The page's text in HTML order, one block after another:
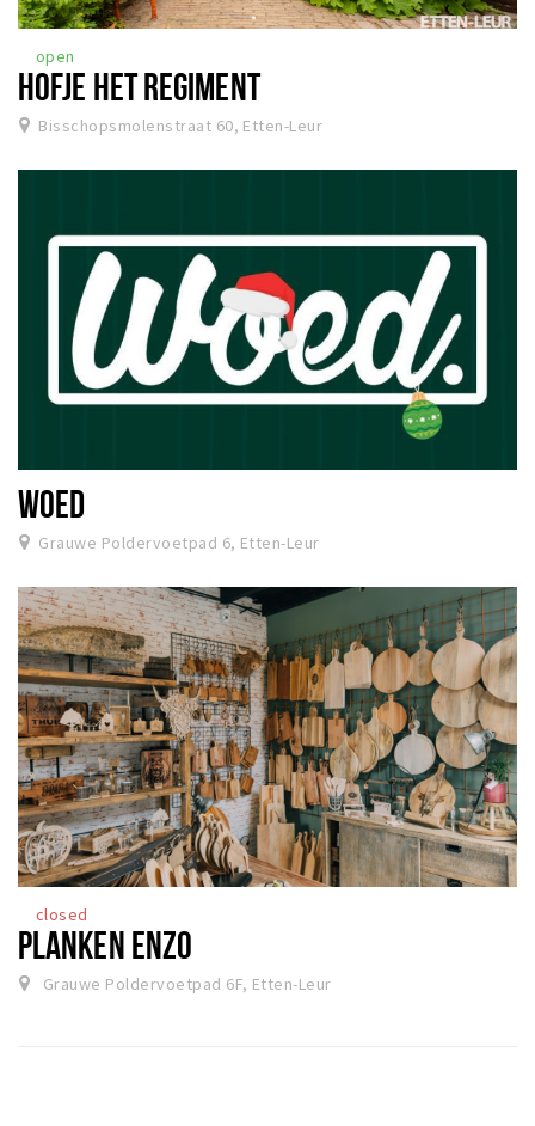
open
HOFJE HET REGIMENT
Bisschopsmolenstraat 60, Etten-Leur
WOED
Grauwe Poldervoetpad 6, Etten-Leur
closed
PLANKEN ENZO
Grauwe Poldervoetpad 6F, Etten-Leur